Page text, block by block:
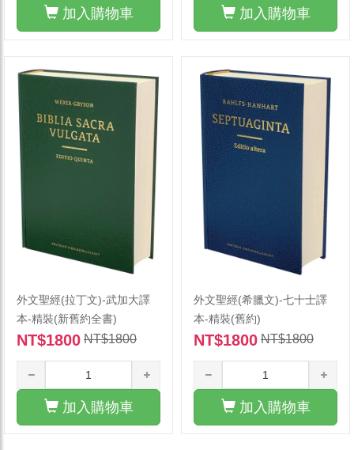
加入購物車 加入購物車
外文聖經(拉丁文)-武加大譯
本-精裝(新舊約全書)
NT$1800 NT$1800
加入購物車
外文聖經(希臘文)-七十士譯
本-精裝(舊約)
NT$1800 NT$1800
加入購物車